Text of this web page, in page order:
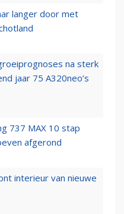
langer door met
na sterk
jaar 75 A320neo’s
737 MAX 10 stap
afgerond
interieur van nieuwe